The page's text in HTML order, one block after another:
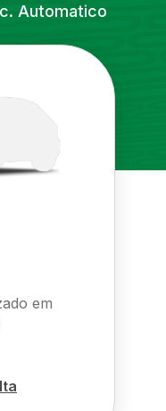
Automatico
em